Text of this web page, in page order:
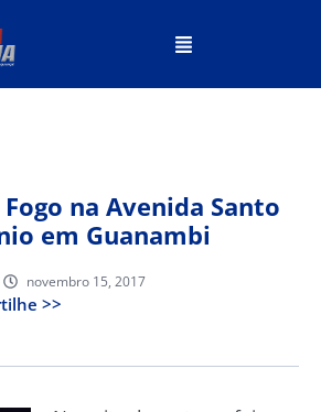
na Avenida Santo
em Guanambi
novembro 15, 2017
>>